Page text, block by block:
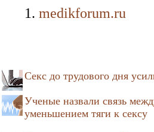
medikforum.ru
Секс до трудового дня
Ученые назвали связь
уменьшением тяги к сексу